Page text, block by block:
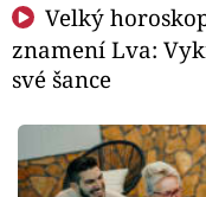
Velký
znamení Lva:
své šance